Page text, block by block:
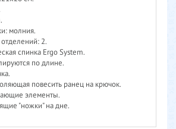
молния.
отделений: 2.
спинка Ergo System.
по длине.
повесить ранец на крючок.
элементы.
"ножки" на дне.